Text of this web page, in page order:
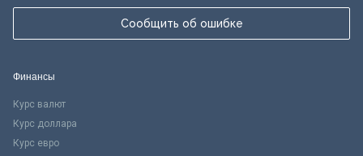
Сообщить об ошибке
Финансы
Курс валют
Курс доллара
Курс евро